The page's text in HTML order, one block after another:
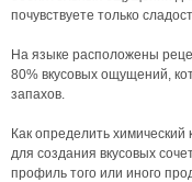
почувствуете только
На языке расположены
80% вкусовых ощущений,
запахов.
Как определить
для создания вкусовых
профиль того или иного